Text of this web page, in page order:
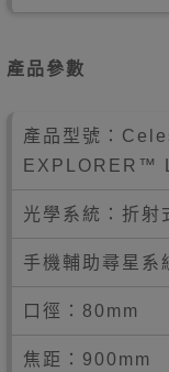
產品參數
產品型號：
EXPLORER™
光學系統：折射
手機輔助尋星
口徑：80mm
焦距：900mm